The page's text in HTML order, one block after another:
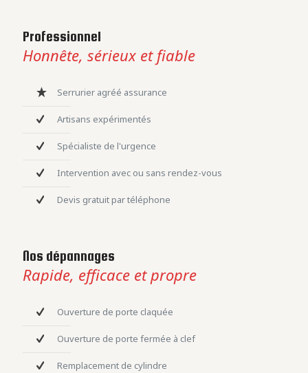
Professionnel
Honnête, sérieux et fiable
Serrurier agréé assurance
Artisans expérimentés
Spécialiste de l'urgence
Intervention avec ou sans rendez-vous
Devis gratuit par téléphone
Nos dépannages
Rapide, efficace et propre
Ouverture de porte claquée
Ouverture de porte fermée à clef
Remplacement de cylindre